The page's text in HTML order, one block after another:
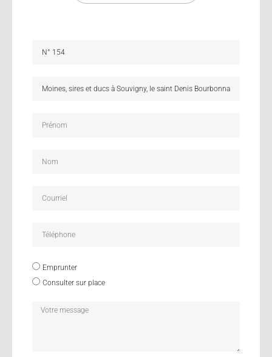
Emprunter
Consulter sur place